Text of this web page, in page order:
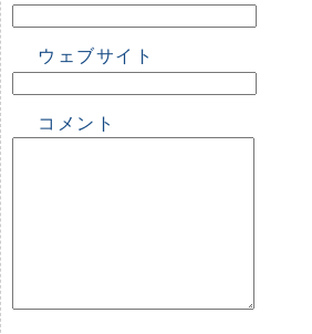
ウェブサイト
コメント